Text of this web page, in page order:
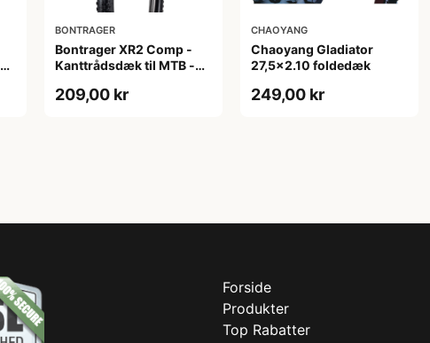
BONTRAGER
Bontrager XR2 Comp -
Kanttrådsdæk til MTB -
209,00 kr
CHAOYANG
Chaoyang Gladiator
27,5x2.10 foldedæk
249,00 kr
Forside
Produkter
Top Rabatter